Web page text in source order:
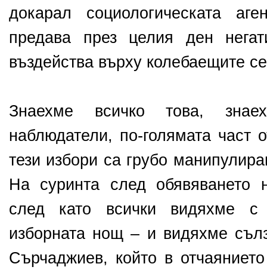
докарал социологическата
предава през целия ден
въздейства върху колебаещите
Знаехме всичко това,
наблюдатели, по-голямата част
тези избори са грубо
На суринта след обявяването
след като всички видяхме
изборната нощ – и видяхме
Сърчаджиев, който в